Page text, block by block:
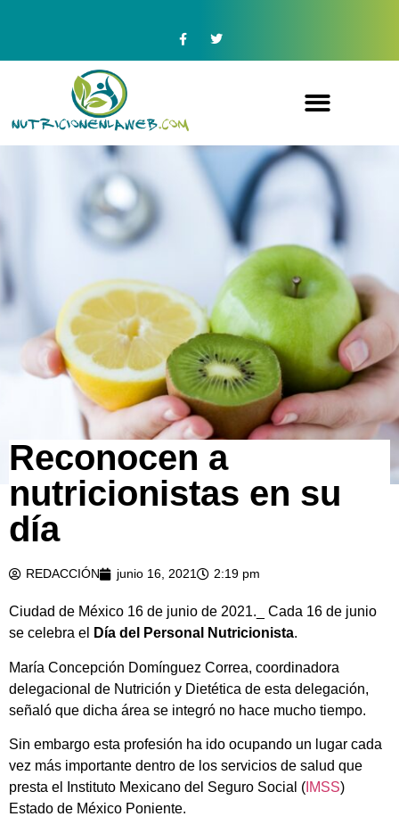
Reconocen a
nutricionistas en su
día
REDACCIÓN junio 16, 2021 2:19 pm
Ciudad de México 16 de junio de 2021._ Cada 16 de junio
se celebra el
Día del Personal Nutricionista.
María Concepción Domínguez Correa, coordinadora
delegacional de Nutrición y Dietética de esta delegación,
señaló que dicha área se integró no hace mucho tiempo.
Sin embargo esta profesión ha ido ocupando un lugar cada
vez más importante dentro de los servicios de salud que
presta el Instituto Mexicano del Seguro Social ( IMSS)
Estado de México Poniente.